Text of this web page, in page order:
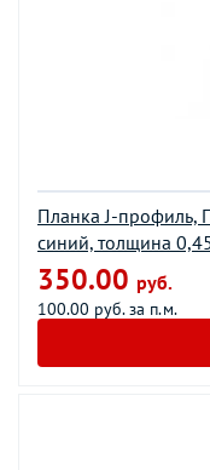
Планка J-профиль,
синий, толщина
350.00 руб.
100.00 руб. за п.м.